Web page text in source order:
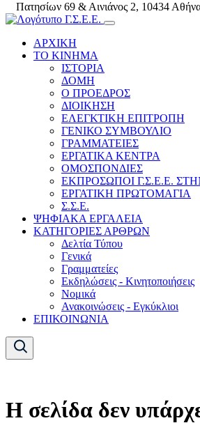
Πατησίων 69 & Αινιάνος 2, 10434
ΑΡΧΙΚΗ
ΤΟ ΚΙΝΗΜΑ
ΙΣΤΟΡΙΑ
ΔΟΜΗ
Ο ΠΡΟΕΔΡΟΣ
ΔΙΟΙΚΗΣΗ
ΕΛΕΓΚΤΙΚΗ ΕΠΙΤΡΟΠΗ
ΓΕΝΙΚΟ ΣΥΜΒΟΥΛΙΟ
ΓΡΑΜΜΑΤΕΙΕΣ
ΕΡΓΑΤΙΚΑ ΚΕΝΤΡΑ
ΟΜΟΣΠΟΝΔΙΕΣ
ΕΚΠΡΟΣΩΠΟΙ Γ.Σ.Ε.Ε.
ΕΡΓΑΤΙΚΗ ΠΡΩΤΟΜΑΓΙΑ
Σ.Σ.Ε.
ΨΗΦΙΑΚΑ ΕΡΓΑΛΕΙΑ
ΚΑΤΗΓΟΡΙΕΣ ΑΡΘΡΩΝ
Δελτία Τύπου
Γενικά
Γραμματείες
Εκδηλώσεις - Κινητοποιήσεις
Νομικά
Ανακοινώσεις - Εγκύκλιοι
ΕΠΙΚΟΙΝΩΝΙΑ
Η σελίδα δεν